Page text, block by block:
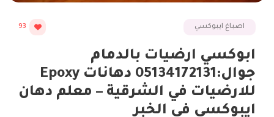
اصباغ ايبوكسي 93
ابوكسي ارضيات بالدمام
جوال:05134172131 دهانات Epoxy
للارضيات في الشرقية – معلم دهان
ايبوكسي في الخبر